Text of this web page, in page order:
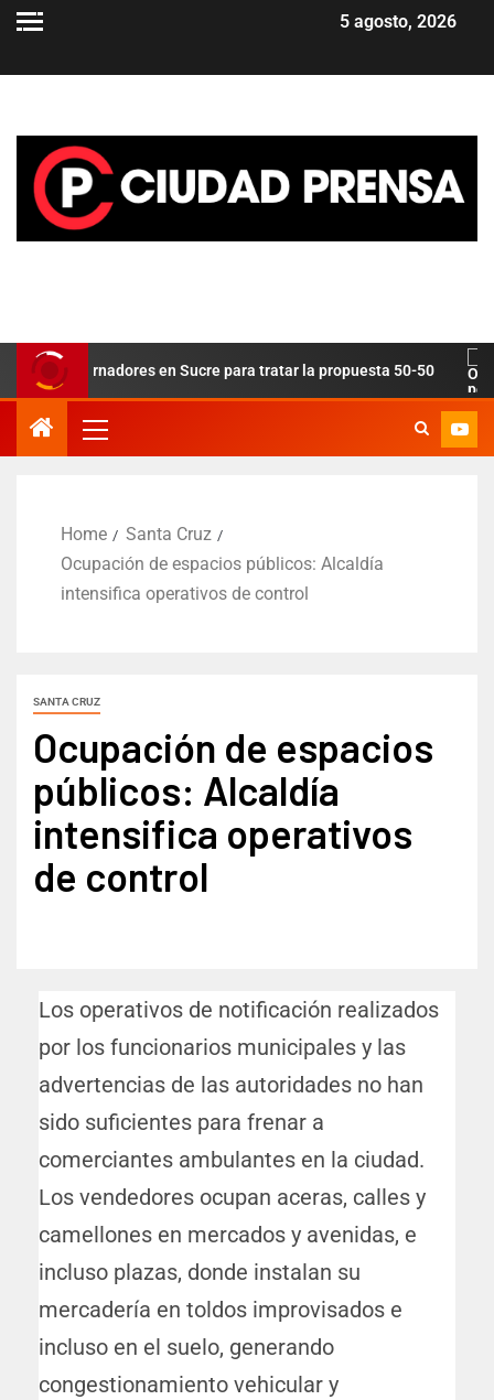
5 agosto, 2026
gobernadores en Sucre para tratar la propuesta 50-50
Home
Santa Cruz
Ocupación de espacios públicos: Alcaldía
intensifica operativos de control
SANTA CRUZ
Ocupación de espacios
públicos: Alcaldía
intensifica operativos
de control
Los operativos de notificación realizados
por los funcionarios municipales y las
advertencias de las autoridades no han
sido suficientes para frenar a
comerciantes ambulantes en la ciudad.
Los vendedores ocupan aceras, calles y
camellones en mercados y avenidas, e
incluso plazas, donde instalan su
mercadería en toldos improvisados e
incluso en el suelo, generando
congestionamiento vehicular y